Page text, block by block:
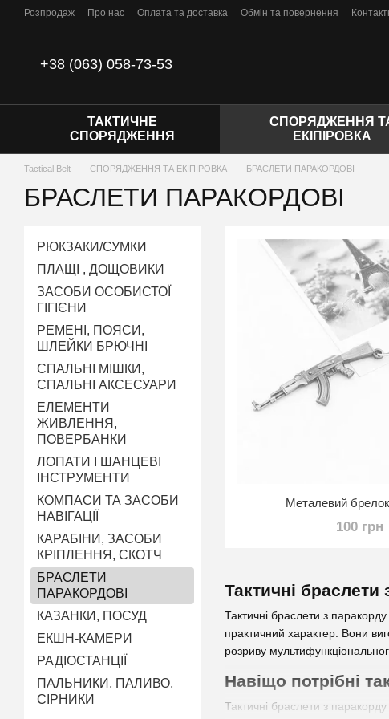
Перейти до основного контенту
Розпродаж Про нас Оплата та доставка Обмін та повернення
+38 (063) 058-73-53
ТАКТИЧНЕ
СПОРЯДЖЕННЯ
СПОРЯДЖЕННЯ
ЕКІПІРОВКА
Tactical Belt СПОРЯДЖЕННЯ ТА ЕКІПІРОВКА БРАСЛЕТИ ПАРАКОРДОВІ
БРАСЛЕТИ ПАРАКОРДОВІ
Тактичні браслети
Тактичні браслети з
практичний характер. Вони
розриву
Навіщо потрібні
Тактичні браслети з
Металевий
100 грн
РЮКЗАКИ/СУМКИ
ПЛАЩІ , ДОЩОВИКИ
ЗАСОБИ ОСОБИСТОЇ
ГІГІЄНИ
РЕМЕНІ, ПОЯСИ,
ШЛЕЙКИ БРЮЧНІ
СПАЛЬНІ МІШКИ,
СПАЛЬНІ АКСЕСУАРИ
ЕЛЕМЕНТИ
ЖИВЛЕННЯ,
ПОВЕРБАНКИ
ЛОПАТИ І ШАНЦЕВІ
ІНСТРУМЕНТИ
КОМПАСИ ТА ЗАСОБИ
НАВІГАЦІЇ
КАРАБІНИ, ЗАСОБИ
КРІПЛЕННЯ, СКОТЧ
БРАСЛЕТИ
ПАРАКОРДОВІ
КАЗАНКИ, ПОСУД
ЕКШН-КАМЕРИ
РАДІОСТАНЦІЇ
ПАЛЬНИКИ, ПАЛИВО,
СІРНИКИ